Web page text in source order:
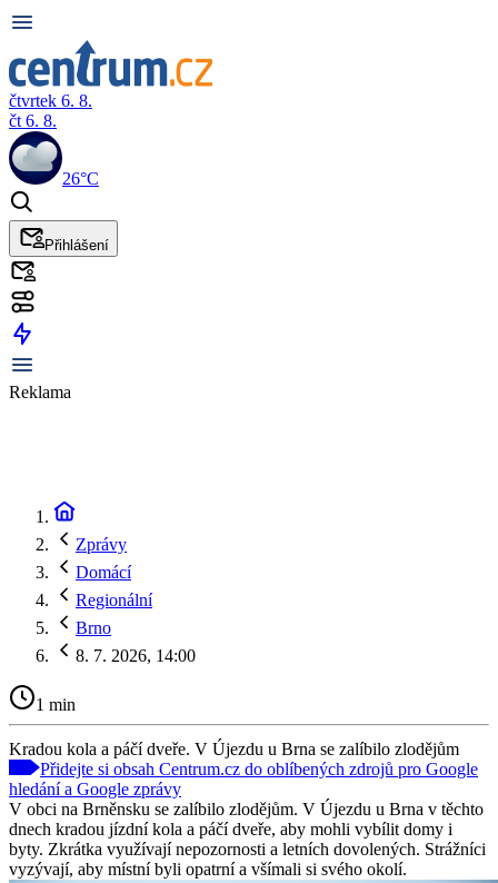
čtvrtek 6. 8.
čt 6. 8.
26°C
Přihlášení
Reklama
Zprávy
Domácí
Regionální
Brno
8. 7. 2026, 14:00
1 min
Kradou kola a páčí dveře. V Újezdu u Brna se zalíbilo zlodějům
Přidejte si obsah Centrum.cz do oblíbených zdrojů pro Google
hledání a Google zprávy
V obci na Brněnsku se zalíbilo zlodějům. V Újezdu u Brna v těchto
dnech kradou jízdní kola a páčí dveře, aby mohli vybílit domy i
byty. Zkrátka využívají nepozornosti a letních dovolených. Strážníci
vyzývají, aby místní byli opatrní a všímali si svého okolí.